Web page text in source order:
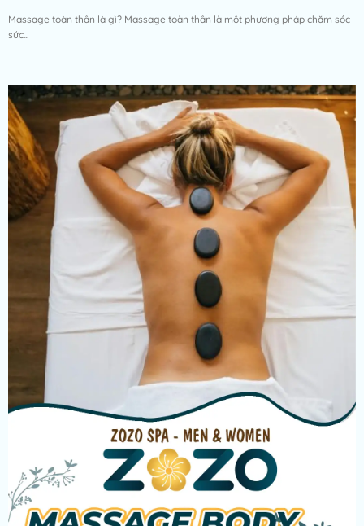
Massage toàn thân là gì? Massage toàn thân là một phương pháp chăm sóc
sức...